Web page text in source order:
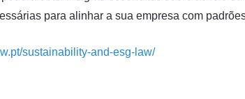
para alinhar a sua empresa com
sustainability-and-esg-law/